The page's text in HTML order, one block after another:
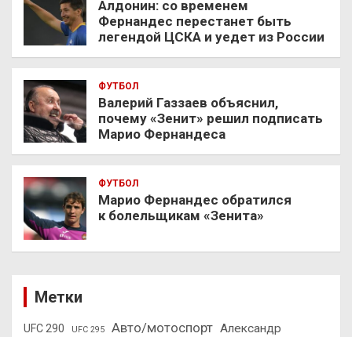
Алдонин: со временем
Фернандес перестанет быть
легендой ЦСКА и уедет из России
ФУТБОЛ
Валерий Газзаев объяснил,
почему «Зенит» решил подписать
Марио Фернандеса
ФУТБОЛ
Марио Фернандес обратился
к болельщикам «Зенита»
Метки
UFC 290 UFC 295 Авто/мотоспорт Александр